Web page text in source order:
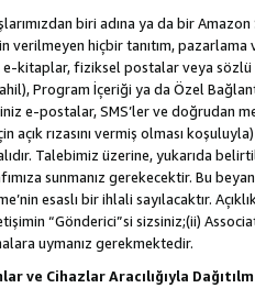
biri adına ya da bir
verilmeyen hiçbir tanıtım,
kitaplar, fiziksel postalar veya sözlü
Program İçeriği ya da Özel
e-postalar, SMS’ler ve doğrudan
açık rızasını vermiş olması
Talebimiz üzerine, yukarıda
sunmanız gerekecektir. Bu
esaslı bir ihlali sayılacaktır.
“Gönderici”si sizsiniz;(ii)
uymanız gerekmektedir.
ve Cihazlar Aracılığıyla